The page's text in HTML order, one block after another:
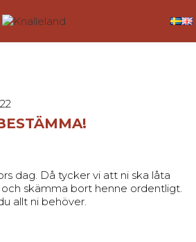
dag. Då tycker vi att ni ska låta
skämma bort henne ordentligt.
allt ni behöver.